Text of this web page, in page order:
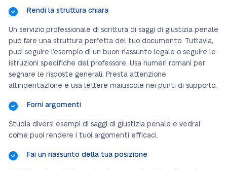
Rendi la struttura chiara
Un servizio professionale di scrittura di saggi di giustizia penale
può fare una struttura perfetta del tuo documento. Tuttavia,
puoi seguire l’esempio di un buon riassunto legale o seguire le
istruzioni specifiche del professore. Usa numeri romani per
segnare le risposte generali. Presta attenzione
all’indentazione e usa lettere maiuscole nei punti di supporto.
Forni argomenti
Studia diversi esempi di saggi di giustizia penale e vedrai
come puoi rendere i tuoi argomenti efficaci.
Fai un riassunto della tua posizione